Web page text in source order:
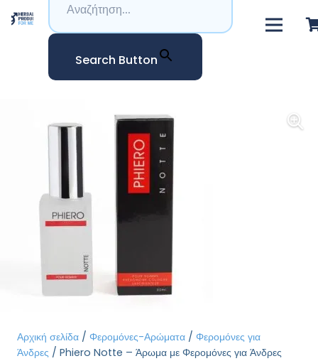
Search Button
Αρχική σελίδα / Φερομόνες-Αρώματα / Φερομόνες για
Άνδρες / Phiero Notte – Άρωμα με Φερομόνες για Άνδρες